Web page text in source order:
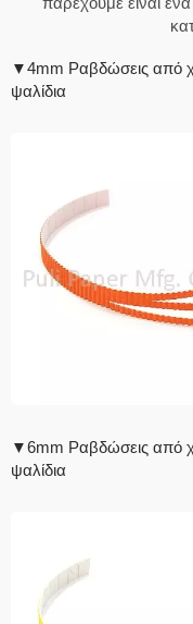
▼4mm Ραβδώσεις από
ψαλίδια
▼6mm Ραβδώσεις από
ψαλίδια